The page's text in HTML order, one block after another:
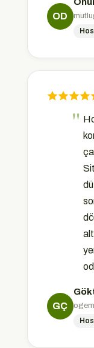
OD
GÇ